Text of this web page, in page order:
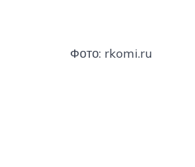
Фото: rkomi.ru